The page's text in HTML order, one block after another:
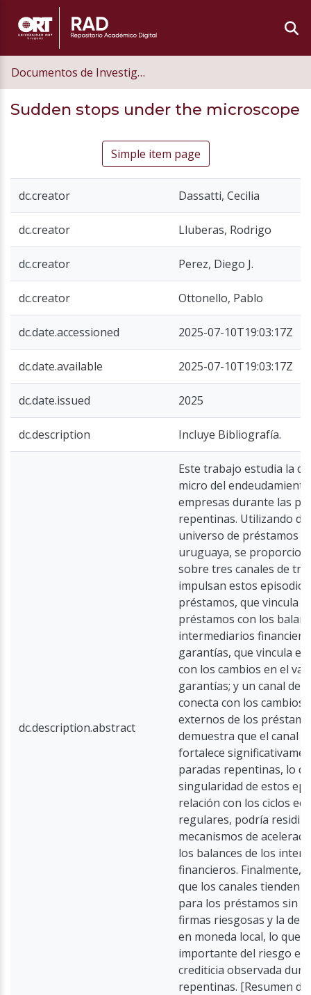
Documentos de Investigación
Sudden stops under the microscope
Simple item page
dc.creator Dassatti, Cecilia
dc.creator Lluberas, Rodrigo
dc.creator Perez, Diego J.
dc.creator Ottonello, Pablo
dc.date.accessioned 2025-07-10T19:03:17Z
dc.date.available 2025-07-10T19:03:17Z
dc.date.issued 2025
dc.description Incluye Bibliografía.
dc.description.abstract
Este trabajo estudia la
micro del
empresas durante las
repentinas. Utilizando
universo de préstamos
uruguaya, se
sobre tres canales de
impulsan estos
préstamos, que vincula
préstamos con los
intermediarios
garantías, que vincula
con los cambios en el
garantías; y un canal de
conecta con los cambios
externos de los
demuestra que el canal
fortalece
paradas repentinas, lo
singularidad de estos
relación con los ciclos
regulares, podría residir
mecanismos de
los balances de los
financieros. Finalmente,
que los canales tienden
para los préstamos sin
firmas riesgosas y la
en moneda local, lo que
importante del riesgo en
crediticia observada
repentinas. [Resumen